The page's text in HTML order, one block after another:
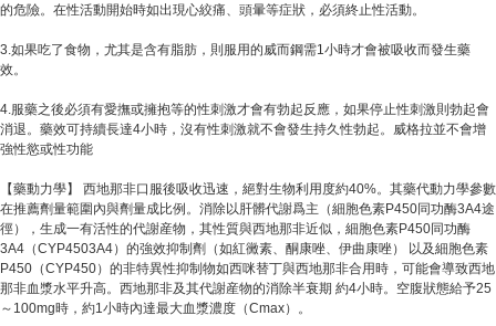
的危險。在性活動開始時如出現心絞痛、頭暈等症狀，必須終止性活動。
3.如果吃了食物，尤其是含有脂肪，則服用的威而鋼需1小時才會被吸收而發生藥
效。
4.服藥之後必須有愛撫或擁抱等的性刺激才會有勃起反應，如果停止性刺激則勃起會
消退。藥效可持續長達4小時，沒有性刺激就不會發生持久性勃起。威格拉並不會增
強性慾或性功能
【藥動力學】 西地那非口服後吸收迅速，絕對生物利用度約40%。其藥代動力學參數
在推薦劑量範圍內與劑量成比例。消除以肝髒代謝爲主（細胞色素P450同功酶3A4途
徑），生成一有活性的代謝産物，其性質與西地那非近似，細胞色素P450同功酶
3A4（CYP4503A4）的強效抑制劑（如紅黴素、酮康唑、伊曲康唑） 以及細胞色素
P450（CYP450）的非特異性抑制物如西咪替丁與西地那非合用時，可能會導致西地
那非血漿水平升高。西地那非及其代謝産物的消除半衰期 約4小時。空腹狀態給予25
～100mg時，約1小時內達最大血漿濃度（Cmax）。